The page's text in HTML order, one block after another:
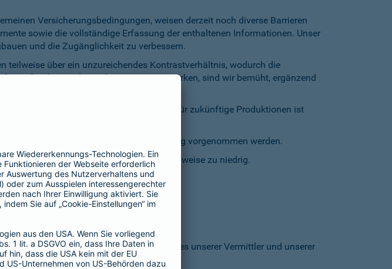
Versicherungsbedingungen, weisen derzeit noch diverse Barrieren
sowie die vollständige Erfassung der enthaltenen Informationen. Unser
und die Zugänglichkeit zu verbessern.
teilweise über ein unzureichendes Kontrastverhältnis, wodurch die
erfassbar sind. Um dem entgegenzuwirken, sind wir bemüht, ergänzend
was ihre Zugänglichkeit einschränkt. Für zukünftige Produktionen ist
momentan nicht per Tastaturbedienung vorgenommen werden.
zwischen Schrift und Hintergrund stellenweise zu niedrig.
Barrierefreiheit auf den Homepages unserer Vermittler und unserer